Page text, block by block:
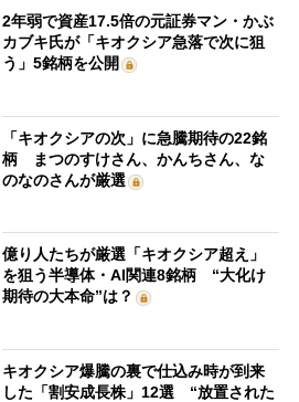
2年弱で資産17.5倍の元証券マン・かぶ
カブキ氏が「キオクシア急落で次に狙
う」5銘柄を公開
「キオクシアの次」に急騰期待の22銘
柄 まつのすけさん、かんちさん、な
のなのさんが厳選
億り人たちが厳選「キオクシア超え」
を狙う半導体・AI関連8銘柄 “大化け
期待の大本命”は？
キオクシア爆騰の裏で仕込み時が到来
した「割安成長株」12選 “放置された